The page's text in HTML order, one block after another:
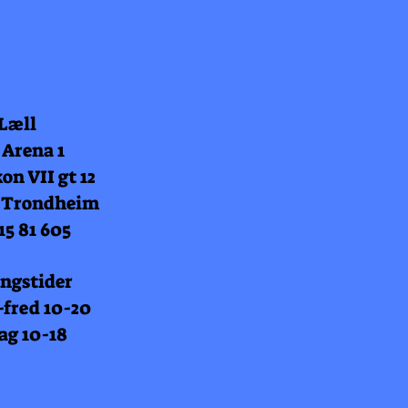
1
VII gt 12
Trondheim
81 605
10-20
10-18